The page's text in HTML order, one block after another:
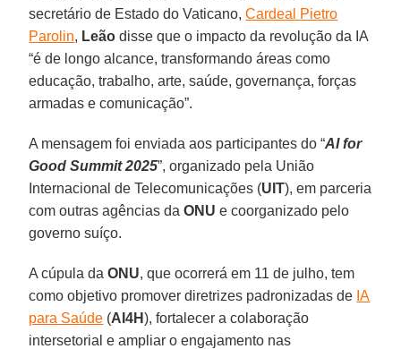
secretário de Estado do Vaticano,Cardeal Pietro
Parolin, Leão disse que o impacto da revolução da IA
“é de longo alcance, transformando áreas como
educação, trabalho, arte, saúde, governança, forças
armadas e comunicação”.
A mensagem foi enviada aos participantes do “AI for
Good Summit 2025”, organizado pela União
Internacional de Telecomunicações (UIT), em parceria
com outras agências daONU e coorganizado pelo
governo suíço.
A cúpula daONU, que ocorrerá em 11 de julho, tem
como objetivo promover diretrizes padronizadas de IA
para Saúde (AI4H), fortalecer a colaboração
intersetorial e ampliar o engajamento nas